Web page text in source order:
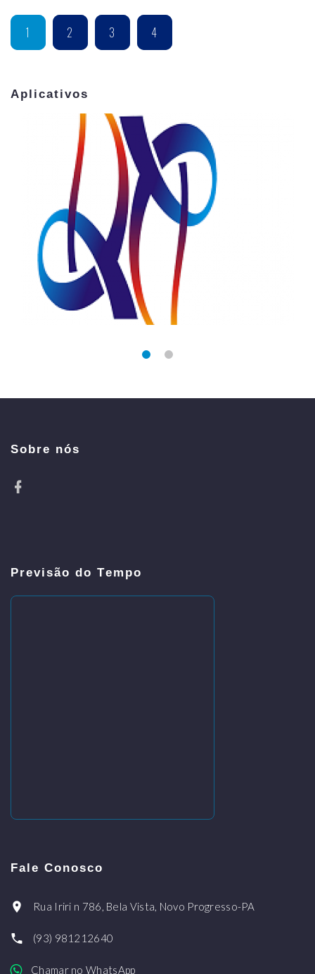
1 2 3 4
Aplicativos
Sobre nós
Previsão do Tempo
Fale Conosco
Rua Iriri n 786, Bela Vista, Novo Progresso-PA
(93) 981212640
Chamar no WhatsApp